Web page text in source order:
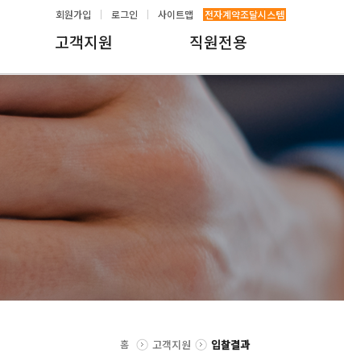
회원가입 로그인 사이트맵 전자계약조달시스템
고객지원 직원전용
홈 고객지원 입찰결과